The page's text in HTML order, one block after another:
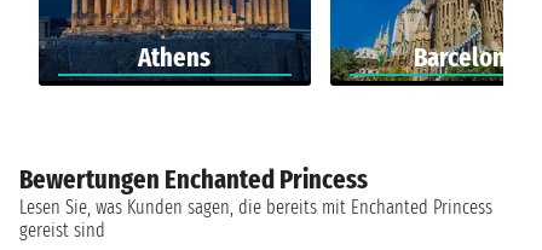
Athens Barcelona
Bewertungen Enchanted Princess
Lesen Sie, was Kunden sagen, die bereits mit Enchanted Princess
gereist sind